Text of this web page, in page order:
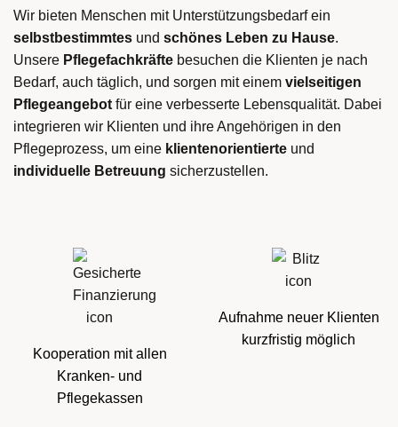
Wir bieten Menschen mit Unterstützungsbedarf ein
selbstbestimmtes und schönes Leben zu Hause.
Unsere Pflegefachkräfte besuchen die Klienten je nach
Bedarf, auch täglich, und sorgen mit einem vielseitigen
Pflegeangebot für eine verbesserte Lebensqualität. Dabei
integrieren wir Klienten und ihre Angehörigen in den
Pflegeprozess, um eine klientenorientierte und
individuelle Betreuung sicherzustellen.
Kooperation mit allen
Kranken- und
Pflegekassen
Aufnahme neuer Klienten
kurzfristig möglich